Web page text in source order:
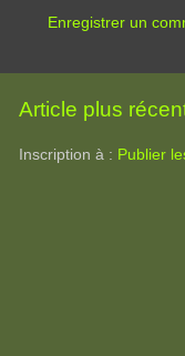
Enregistrer un
Article plus
Inscription à : Publier